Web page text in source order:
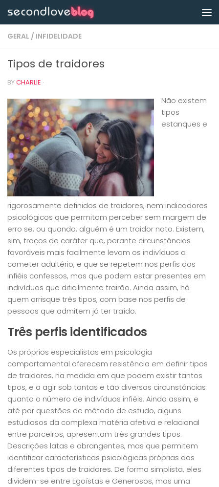
Skip to content
GERAL / INFIDELIDADE
Tipos de traidores
BYCHARLIE ·
Não existem
tipos
estanques e
rigorosamente definidos de traidores, nem indicadores
psicológicos que permitam perceber sem margem de
erro se, ou quando, alguém é um traidor nato. Existem,
sim, traços de caráter que, perante circunstâncias
favoráveis mais facilmente levam os indivíduos a
cometer adultério, e que se repetem nos perfis dos
infiéis confessos, mas que podem estar presentes em
indivíduos que dificilmente trairão. Ainda assim, há
quem arrisque três tipos, com base nos perfis de
pessoas que admitem já ter traído.
Três perfis identificados
Os próprios especialistas em psicologia
comportamental oferecem resistência em definir tipos
de traidores, na medida em que podem existir tantos
tipos, e a agir sob tantas e tão diversas circunstâncias
quanto o número de indivíduos infiéis. Ainda assim, e
até por questões de método de estudo, alguns
estudiosos da complexa matéria afetiva e relacional
entre parceiros, apresentam três grandes tipos.
Descrições latas e abrangentes, mas que permitem
identificar características psicológicas próprias dos
diferentes tipos de traidores. De forma simplista, eles
dividem-se entre Egoístas e Generosos, mas uma